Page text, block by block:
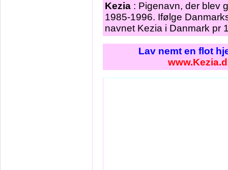
Kezia : Pigenavn, der blev
1985-1996. Ifølge
navnet Kezia i Danmark pr
Lav nemt en flot